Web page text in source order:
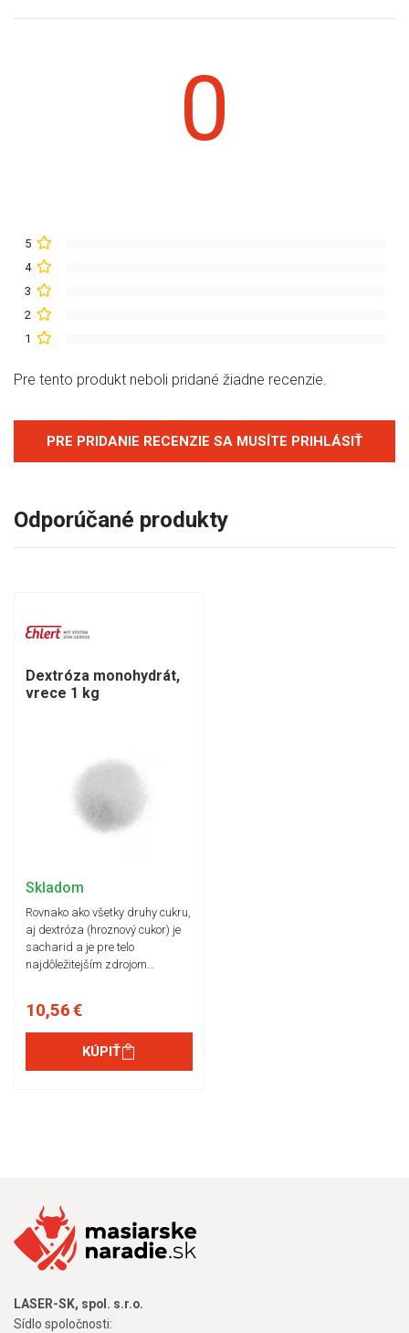
0
5
4
3
2
1
Pre tento produkt neboli pridané žiadne recenzie.
PRE PRIDANIE RECENZIE SA MUSÍTE PRIHLÁSIŤ
Odporúčané produkty
Dextróza monohydrát,
vrece 1 kg
Skladom
Rovnako ako všetky druhy cukru,
aj dextróza (hroznový cukor) je
sacharid a je pre telo
najdôležitejším zdrojom…
10,56 €
KÚPIŤ
LASER-SK, spol. s.r.o.
Sídlo spoločnosti: